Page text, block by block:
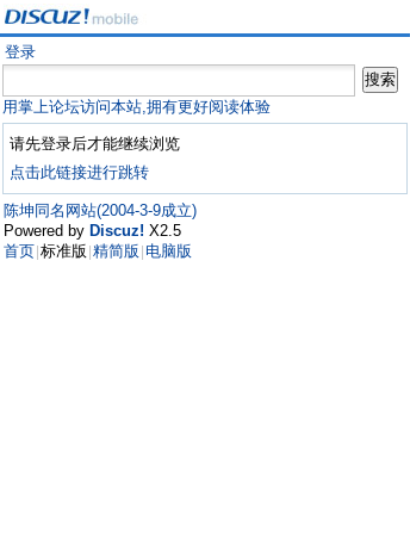
登录
用掌上论坛访问本站,拥有更好阅读体验
请先登录后才能继续浏览
点击此链接进行跳转
陈坤同名网站(2004-3-9成立)
Powered by Discuz! X2.5
首页 标准版 精简版 电脑版